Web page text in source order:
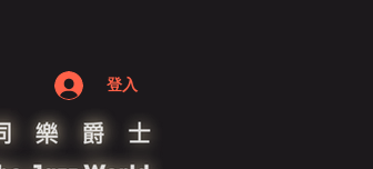
登入